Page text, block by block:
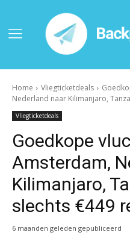
Home Vliegticketdeals
Nederland naar Kilimanjaro,
Vliegticketdeals
Goedkope
Amsterdam,
Kilimanjaro,
slechts €449
6 maanden geleden gepubliceerd